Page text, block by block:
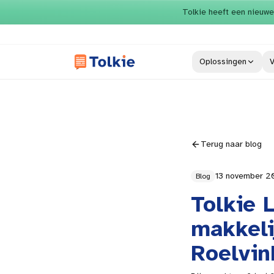
Tolkie heeft een
Oplossingen
Terug naar blog
Blog 13 november
Tolkie